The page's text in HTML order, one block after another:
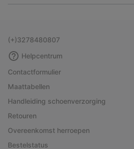
(+)3278480807
Helpcentrum
Contactformulier
Maattabellen
Handleiding schoenverzorging
Retouren
Overeenkomst herroepen
Bestelstatus